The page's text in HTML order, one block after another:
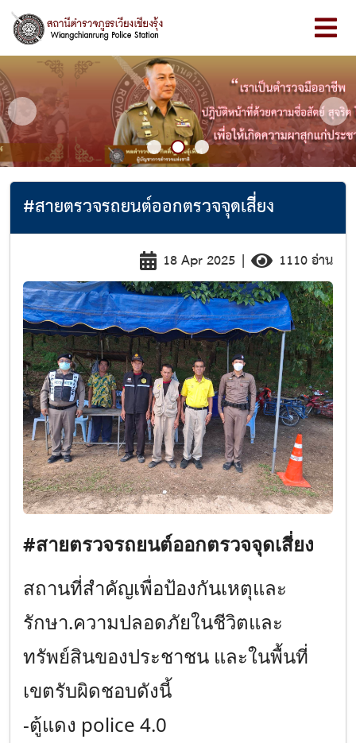
Previous Next
#สายตรวจรถยนต์ออกตรวจจุดเสี่ยง
18 Apr 2025 | 1110 อ่าน
#สายตรวจรถยนต์ออกตรวจจุดเสี่ยง
สถานที่สำคัญเพื่อป้องกันเหตุและ
รักษา.ความปลอดภัยในชีวิตและ
ทรัพย์สินของประชาชน และในพื้นที่
เขตรับผิดชอบดังนี้
-ตู้แดง police 4.0